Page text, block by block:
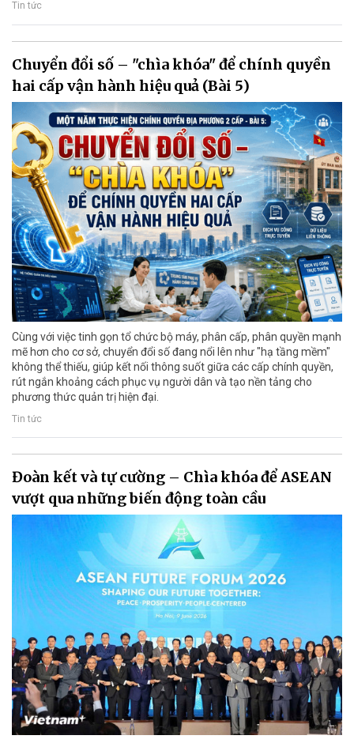
Tin tức
Chuyển đổi số – "chìa khóa" để chính quyền
hai cấp vận hành hiệu quả (Bài 5)
Cùng với việc tinh gọn tổ chức bộ máy, phân cấp, phân quyền mạnh
mẽ hơn cho cơ sở, chuyển đổi số đang nổi lên như "hạ tầng mềm"
không thể thiếu, giúp kết nối thông suốt giữa các cấp chính quyền,
rút ngắn khoảng cách phục vụ người dân và tạo nền tảng cho
phương thức quản trị hiện đại.
Tin tức
Đoàn kết và tự cường – Chìa khóa để ASEAN
vượt qua những biến động toàn cầu